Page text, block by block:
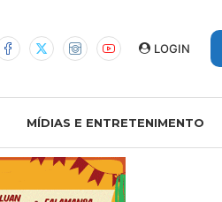
LOGIN
MÍDIAS E ENTRETENIMENTO